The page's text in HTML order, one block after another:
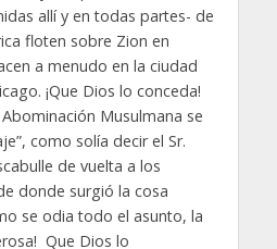
allí y en todas partes- de
floten sobre Zion en
a menudo en la ciudad
¡Que Dios lo conceda!
Musulmana se
como solía decir el Sr.
de vuelta a los
donde surgió la cosa
se odia todo el asunto, la
Que Dios lo